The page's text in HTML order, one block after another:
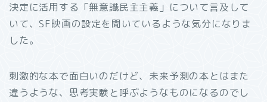
決定に活用する「無意識民主主義」について言及して
いて、SF映画の設定を聞いているような気分になりま
した。
刺激的な本で面白いのだけど、未来予測の本とはまた
違うような、思考実験と呼ぶようなものになるのでし